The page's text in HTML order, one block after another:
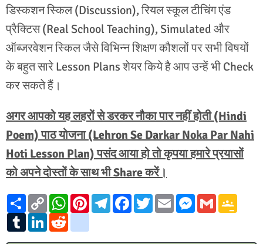
डिस्कशन स्किल (Discussion), रियल स्कूल टीचिंग एंड
प्रैक्टिस (Real School Teaching), Simulated और
ऑब्जरवेशन स्किल जैसे विभिन्न शिक्षण कौशलों पर सभी विषयों
के बहुत सारे Lesson Plans शेयर किये है आप उन्हें भी Check
कर सकते हैं।
अगर आपको यह लहरों से डरकर नौका पार नहीं होती (Hindi
Poem) पाठ योजना (Lehron Se Darkar Noka Par Nahi
Hoti Lesson Plan) पसंद आया हो तो कृपया हमारे प्रयासों
को अपने दोस्तों के साथ भी Share करें।
S
h
a
r
e
C
o
p
y
L
W
h
a
t
s
P
i
n
T
e
l
F
a
c
T
w
E
m
a
M
e
s
G
m
a
T
u
m
L
i
n
R
e
d
g